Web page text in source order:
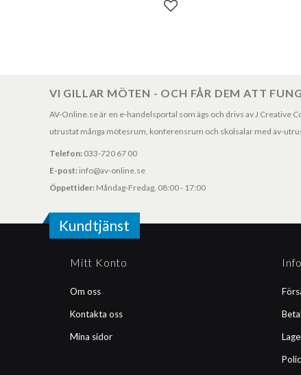
Lägg till i favoriter
VI GILLAR MÖTEN - OCH FÅR DEM ATT
AV-Online.se är en e-handelsportal som ägs och drivs av J Creative
utrustat många mötesrum, konferensrum och skolsalar med av-
Telefon: 033-720 67 00
E-post: info@av-online.se
Öppettider: Måndag-Fredag, 08:00 - 17:00
Kundtjänst
Mitt Konto
Om oss
Kontakta oss
Mina sidor